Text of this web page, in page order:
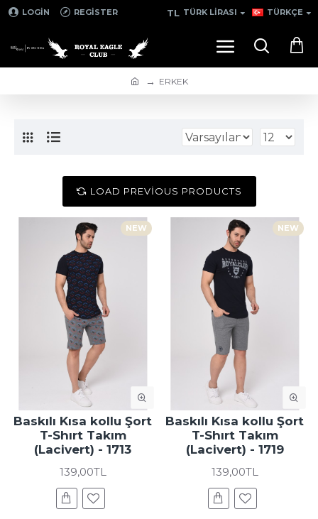
LOGIN REGISTER TL TÜRK LIRASI TÜRKÇE
ERKEK
LOAD PREVIOUS PRODUCTS
NEW
Baskılı Kısa kollu Şort
T-Shırt Takım
(Lacivert) - 1713
139,00TL
NEW
Baskılı Kısa kollu Şort
T-Shırt Takım
(Lacivert) - 1719
139,00TL